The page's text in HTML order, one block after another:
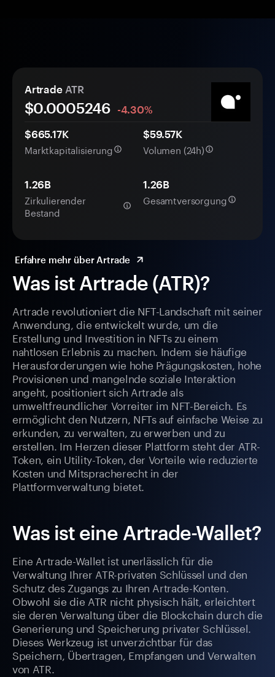
Was ist Artrade (ATR)?
Artrade revolutioniert die NFT-Landschaft mit seiner
Anwendung, die entwickelt wurde, um die
Erstellung und Investition in NFTs zu einem
nahtlosen Erlebnis zu machen. Indem sie häufige
Herausforderungen wie hohe Prägungskosten, hohe
Provisionen und mangelnde soziale Interaktion
angeht, positioniert sich Artrade als
umweltfreundlicher Vorreiter im NFT-Bereich. Es
ermöglicht den Nutzern, NFTs auf einfache Weise zu
erkunden, zu verwalten, zu erwerben und zu
erstellen. Im Herzen dieser Plattform steht der ATR-
Token, ein Utility-Token, der Vorteile wie reduzierte
Kosten und Mitspracherecht in der
Plattformverwaltung bietet.
Was ist eine Artrade-Wallet?
Eine Artrade-Wallet ist unerlässlich für die
Verwaltung Ihrer ATR-privaten Schlüssel und den
Schutz des Zugangs zu Ihren Artrade-Konten.
Obwohl sie die ATR nicht physisch hält, erleichtert
sie deren Verwaltung über die Blockchain durch die
Generierung und Speicherung privater Schlüssel.
Dieses Werkzeug ist unverzichtbar für das
Speichern, Übertragen, Empfangen und Verwalten
von ATR.
Artrade ATR
$0.0005246
-4.30%
$665.17K
Marktkapitalisierung
$59.57K
Volumen (24h)
1.26B
Zirkulierender
Bestand
1.26B
Gesamtversorgung
Erfahre mehr über Artrade